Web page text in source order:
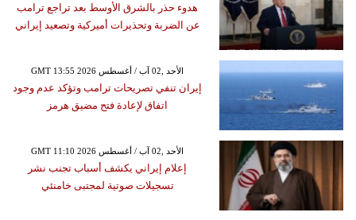
هدوء حذر بالشرق الأوسط بعد تراجع ترامب
عن الضربة وتحذيرات أميركية وتصعيد إيراني
GMT 13:55 2026 الأحد ,02 آب / أغسطس
إيران تنفي تصريحات ترامب وتؤكد عدم وجود
اتفاق لإعادة فتح مضيق هرمز
GMT 11:10 2026 الأحد ,02 آب / أغسطس
إعلام إيراني يكشف أسباب تجنب نشر
تسجيلات صوتية لمجتبى خامنئي